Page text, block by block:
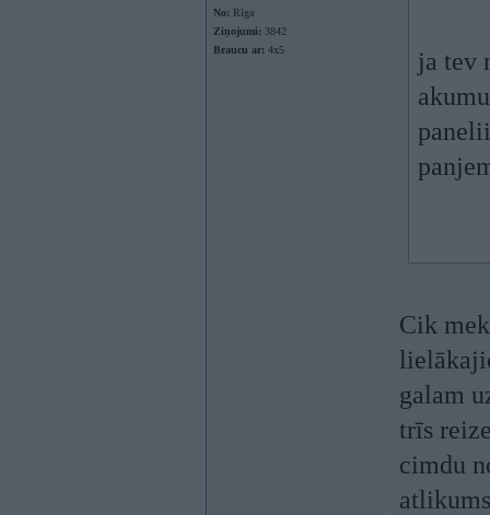
No: Rīga
Ziņojumi: 3842
Braucu ar: 4x5
ja tev
Cik
galam
trīs
cimdu